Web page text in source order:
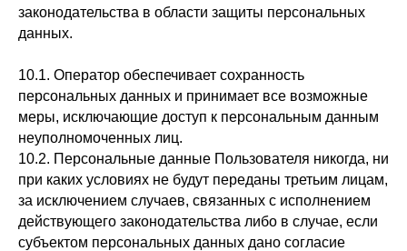
законодательства в области защиты персональных
данных.
10.1. Оператор обеспечивает сохранность
персональных данных и принимает все возможные
меры, исключающие доступ к персональным данным
неуполномоченных лиц.
10.2. Персональные данные Пользователя никогда, ни
при каких условиях не будут переданы третьим лицам,
за исключением случаев, связанных с исполнением
действующего законодательства либо в случае, если
субъектом персональных данных дано согласие